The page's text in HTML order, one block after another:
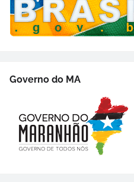
Governo do MA